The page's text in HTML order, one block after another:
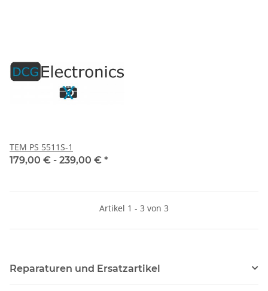
TEM PS 5511S-1
179,00 € - 239,00 € *
Artikel 1 - 3 von 3
Reparaturen und Ersatzartikel